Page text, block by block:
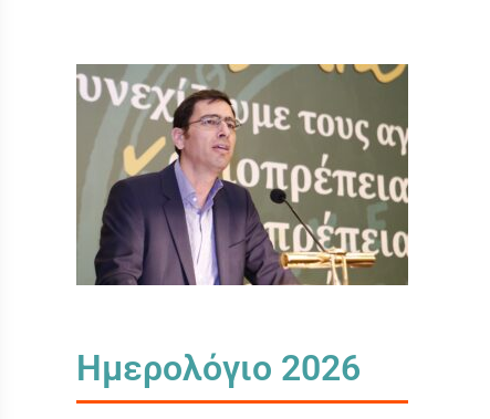
Ημερολόγιο 2026